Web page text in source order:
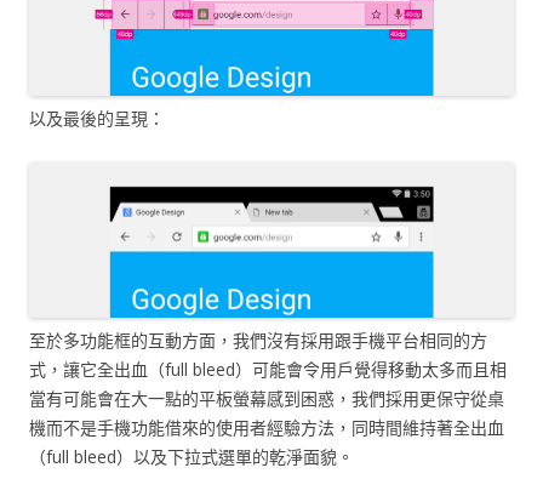
以及最後的呈現：
至於多功能框的互動方面，我們沒有採用跟手機平台相同的方
式，讓它全出血（full bleed）可能會令用戶覺得移動太多而且相
當有可能會在大一點的平板螢幕感到困惑，我們採用更保守從桌
機而不是手機功能借來的使用者經驗方法，同時間維持著全出血
（full bleed）以及下拉式選單的乾淨面貌。